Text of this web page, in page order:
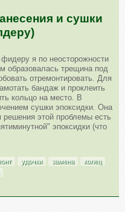
и сушки
я по неосторожности
образовалась трещина под
отремонтировать. Для
бандаж и проклеить
кольцо на место. В
сушки эпоксидки. Она
решения этой проблемы есть
эпоксидки (что
удочки замена
колец